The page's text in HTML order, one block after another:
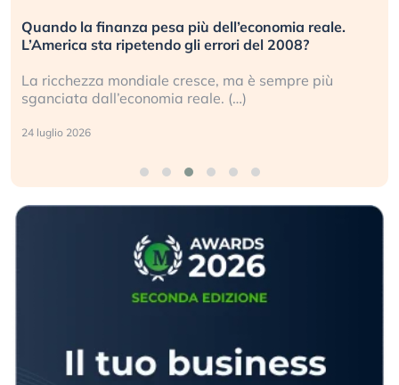
Quando la finanza pesa più dell’economia reale.
L’America sta ripetendo gli errori del 2008?
La ricchezza mondiale cresce, ma è sempre più
sganciata dall’economia reale. (…)
24 luglio 2026